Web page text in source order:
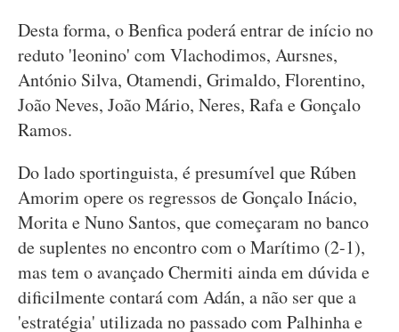
Desta forma, o Benfica poderá entrar de início no
reduto 'leonino' com Vlachodimos, Aursnes,
António Silva, Otamendi, Grimaldo, Florentino,
João Neves, João Mário, Neres, Rafa e Gonçalo
Ramos.
Do lado sportinguista, é presumível que Rúben
Amorim opere os regressos de Gonçalo Inácio,
Morita e Nuno Santos, que começaram no banco
de suplentes no encontro com o Marítimo (2-1),
mas tem o avançado Chermiti ainda em dúvida e
dificilmente contará com Adán, a não ser que a
'estratégia' utilizada no passado com Palhinha e